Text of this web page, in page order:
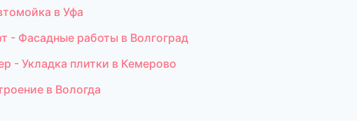
в Уфа
- Фасадные работы в Волгоград
- Укладка плитки в Кемерово
в Вологда